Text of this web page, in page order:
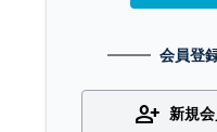
会員登
person_add 新規会